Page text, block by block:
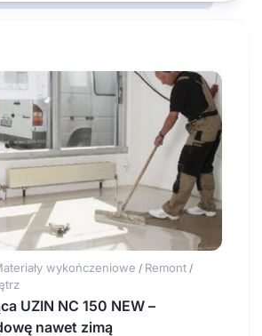
wykończeniowe / Remont /
UZIN NC 150 NEW –
nawet zimą